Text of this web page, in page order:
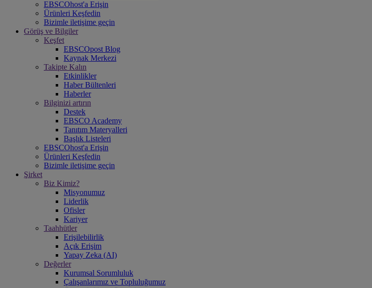
EBSCOhost'a Erişin
Ürünleri Keşfedin
Bizimle iletişime geçin
Görüş ve Bilgiler
Keşfet
EBSCOpost Blog
Kaynak Merkezi
Takipte Kalın
Etkinlikler
Haber Bültenleri
Haberler
Bilginizi artırın
Destek
EBSCO Academy
Tanıtım Materyalleri
Başlık Listeleri
EBSCOhost'a Erişin
Ürünleri Keşfedin
Bizimle iletişime geçin
Şirket
Biz Kimiz?
Misyonumuz
Liderlik
Ofisler
Kariyer
Taahhütler
Erişilebilirlik
Açık Erişim
Yapay Zeka (AI)
Değerler
Kurumsal Sorumluluk
Çalışanlarımız ve Topluluğumuz